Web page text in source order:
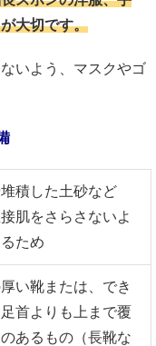
大切です。
いよう、マスクやゴ
積した土砂など
肌をさらさないよ
ため
厚い靴または、でき
首よりも上まで覆
あるもの（長靴な